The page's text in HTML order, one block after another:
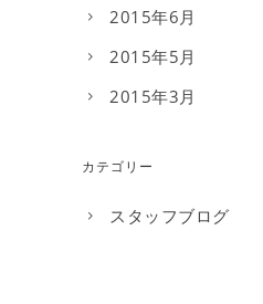
2015年6月
2015年5月
2015年3月
カテゴリー
スタッフブログ